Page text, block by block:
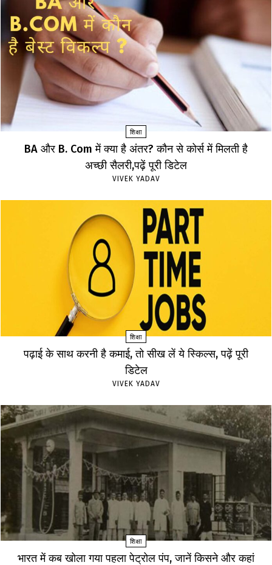
शिक्षा
BA और B. Com में क्या है अंतर? कौन से कोर्स में मिलती है
अच्छी सैलरी,पढ़ें पूरी डिटेल
VIVEK YADAV
शिक्षा
पढ़ाई के साथ करनी है कमाई, तो सीख लें ये स्किल्स, पढ़ें पूरी
डिटेल
VIVEK YADAV
शिक्षा
भारत में कब खोला गया पहला पेट्रोल पंप, जानें किसने और कहां